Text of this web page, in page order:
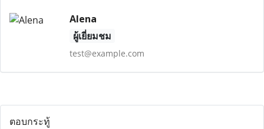
Alena
ผู้เยี่ยมชม
test@example.com
ตอบกระทู้